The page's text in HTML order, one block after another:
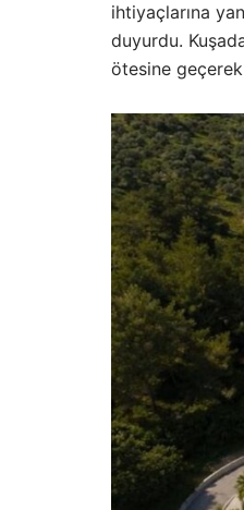
ihtiyaçlarına
duyurdu.
ötesine